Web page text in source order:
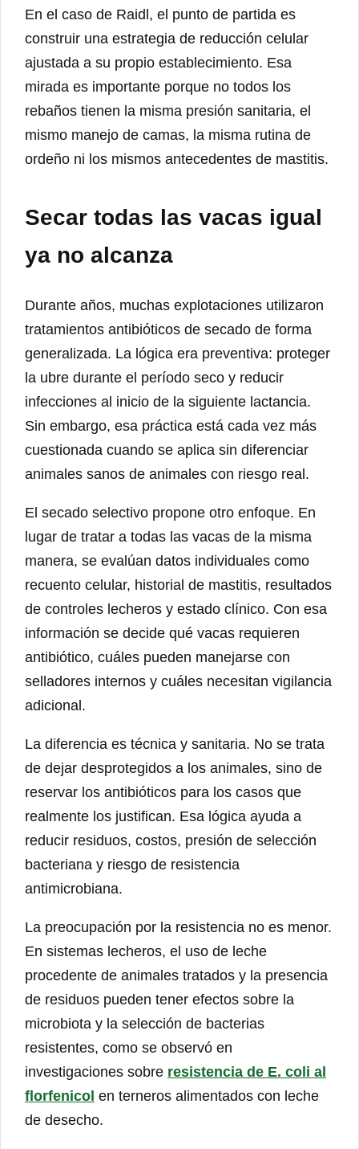
En el caso de Raidl, el punto de partida es
construir una estrategia de reducción celular
ajustada a su propio establecimiento. Esa
mirada es importante porque no todos los
rebaños tienen la misma presión sanitaria, el
mismo manejo de camas, la misma rutina de
ordeño ni los mismos antecedentes de mastitis.
Secar todas las vacas igual
ya no alcanza
Durante años, muchas explotaciones utilizaron
tratamientos antibióticos de secado de forma
generalizada. La lógica era preventiva: proteger
la ubre durante el período seco y reducir
infecciones al inicio de la siguiente lactancia.
Sin embargo, esa práctica está cada vez más
cuestionada cuando se aplica sin diferenciar
animales sanos de animales con riesgo real.
El secado selectivo propone otro enfoque. En
lugar de tratar a todas las vacas de la misma
manera, se evalúan datos individuales como
recuento celular, historial de mastitis, resultados
de controles lecheros y estado clínico. Con esa
información se decide qué vacas requieren
antibiótico, cuáles pueden manejarse con
selladores internos y cuáles necesitan vigilancia
adicional.
La diferencia es técnica y sanitaria. No se trata
de dejar desprotegidos a los animales, sino de
reservar los antibióticos para los casos que
realmente los justifican. Esa lógica ayuda a
reducir residuos, costos, presión de selección
bacteriana y riesgo de resistencia
antimicrobiana.
La preocupación por la resistencia no es menor.
En sistemas lecheros, el uso de leche
procedente de animales tratados y la presencia
de residuos pueden tener efectos sobre la
microbiota y la selección de bacterias
resistentes, como se observó en
investigaciones sobre resistencia de E. coli al
florfenicol en terneros alimentados con leche
de desecho.